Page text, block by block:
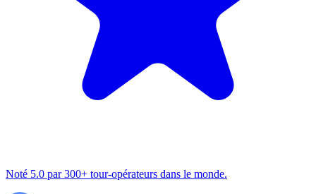
Noté 5.0 par 300+ tour-opérateurs dans le monde.